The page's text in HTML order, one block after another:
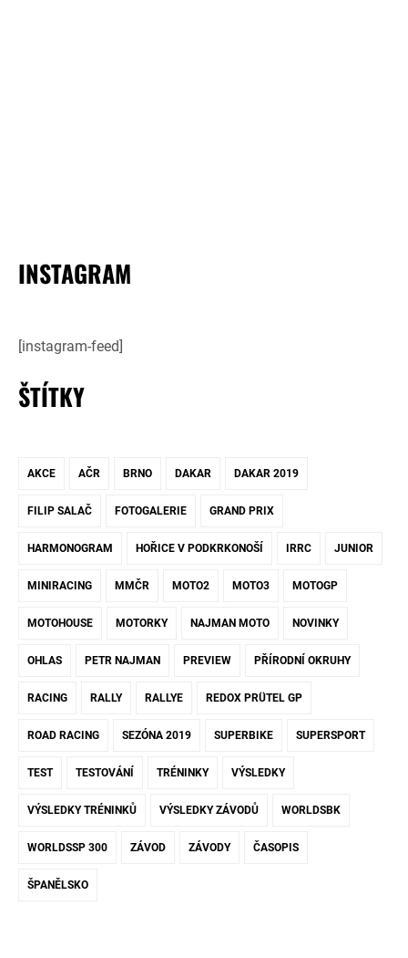
INSTAGRAM
[instagram-feed]
ŠTÍTKY
AKCE AČR BRNO DAKAR DAKAR 2019
FILIP SALAČ FOTOGALERIE GRAND PRIX
HARMONOGRAM HOŘICE V PODKRKONOŠÍ IRRC JUNIOR
MINIRACING MMČR MOTO2 MOTO3 MOTOGP
MOTOHOUSE MOTORKY NAJMAN MOTO NOVINKY
OHLAS PETR NAJMAN PREVIEW PŘÍRODNÍ OKRUHY
RACING RALLY RALLYE REDOX PRÜTEL GP
ROAD RACING SEZÓNA 2019 SUPERBIKE SUPERSPORT
TEST TESTOVÁNÍ TRÉNINKY VÝSLEDKY
VÝSLEDKY TRÉNINKŮ VÝSLEDKY ZÁVODŮ WORLDSBK
WORLDSSP 300 ZÁVOD ZÁVODY ČASOPIS
ŠPANĚLSKO